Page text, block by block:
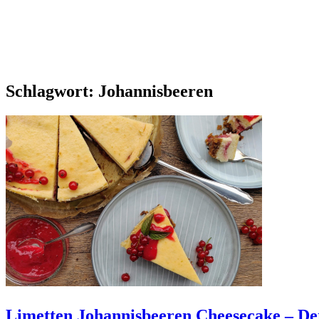
Schlagwort: Johannisbeeren
Limetten Johannisbeeren Cheesecake –